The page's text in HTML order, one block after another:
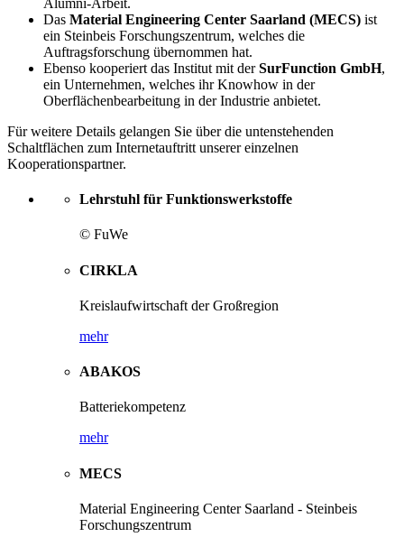
Das Material Engineering Center Saarland (MECS) ist
ein Steinbeis Forschungszentrum, welches die
Auftragsforschung übernommen hat.
Ebenso kooperiert das Institut mit derSurFunction GmbH,
ein Unternehmen, welches ihr Knowhow in der
Oberflächenbearbeitung in der Industrie anbietet.
Für weitere Details gelangen Sie über die untenstehenden
Schaltflächen zum Internetauftritt unserer einzelnen
Kooperationspartner.
Lehrstuhl für Funktionswerkstoffe
© FuWe
CIRKLA
Kreislaufwirtschaft der Großregion
mehr
ABAKOS
Batteriekompetenz
mehr
MECS
Material Engineering Center Saarland - Steinbeis
Forschungszentrum